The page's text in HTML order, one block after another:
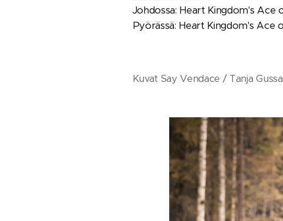
Johdossa: Heart Kingdom's
Pyörässä: Heart Kingdom's Ace
Kuvat Say Vendace / Tanja